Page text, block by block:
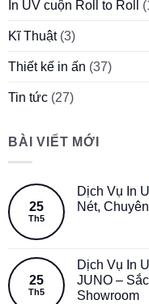
In UV cuộn Roll to Roll
Kĩ Thuật(3)
Thiết kế in ấn (37)
Tin tức (27)
BÀI VIẾT MỚI
25
Th5
Dịch Vụ In
Nét,
25
Th5
Dịch Vụ In
JUNO –
Showroom